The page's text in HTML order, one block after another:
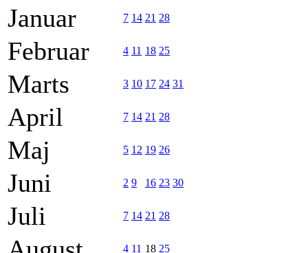
Januar 7 14 21 28
Februar 4 11 18 25
Marts 3 10 17 24 31
April 7 14 21 28
Maj 5 12 19 26
Juni 2 9 16 23 30
Juli 7 14 21 28
4 11 18 25